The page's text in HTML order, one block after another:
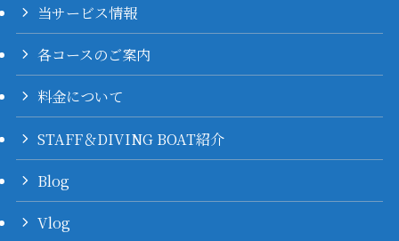
当サービス情報
各コースのご案内
料金について
STAFF＆DIVING BOAT紹介
Blog
Vlog